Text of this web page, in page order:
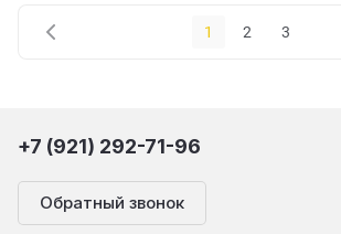
1 2 3
+7 (921) 292-71-96
Обратный звонок